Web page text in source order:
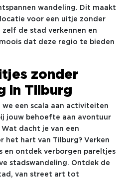
wandeling. Dit maakt
voor een uitje zonder
zelf de stad verkennen en
dat deze regio te bieden
zonder
in Tilburg
we een scala aan activiteiten
jouw behoefte aan avontuur
dacht je van een
het hart van Tilburg? Verken
en ontdek verborgen pareltjes
stadswandeling. Ontdek de
van street art tot